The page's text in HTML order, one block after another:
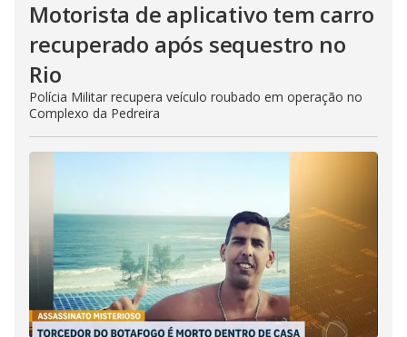
Motorista de aplicativo tem carro
recuperado após sequestro no
Rio
Polícia Militar recupera veículo roubado em operação no
Complexo da Pedreira